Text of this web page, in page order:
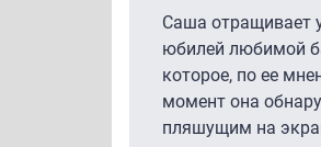
Саша отращивает
юбилей любимой
которое, по ее
момент она
пляшущим на